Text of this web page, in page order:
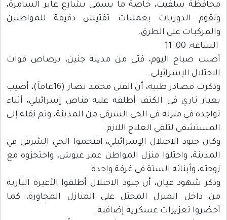
محافظة سلفيت، خاصة ما يسمى بشارع عابر السامرة،
وتقوم الدوريات بعمليات تفتيش دقيقة للمواطنين
والمركبات على الطرق.
الساعة: 00: 11
أصيب صباح اليوم، فتى من مدينة جنين، برصاص قوات
الاحتلال الإسرائيلي.
وذكرت مصادر طبية، أن الفتى محمد نصار (16عاماً)، أصيب
بعيار ناري في الكتف أطلقه عليه قناص إسرائيلي، أثناء
تواجده في منزله في الحي الشرقي من المدينة، وتم نقله إلى
المستشفى لتلقي العلاج اللازم.
وكان جنود الاحتلال الإسرائيلي، اقتحموا الحي الشرقي في
المدينة، واحتلوا منزل المواطن عمر عيوش، واحتجزوه مع
زوجته، وأبنائه الستة في غرفة واحدة.
وذكر شهود عيان، أن جنود الاحتلال أطلقوا الأعيرة النارية
من داخل المنزل المحتل على المنازل المجاورة، كما
أحضروا تعزيزات عسكرية إضافية.